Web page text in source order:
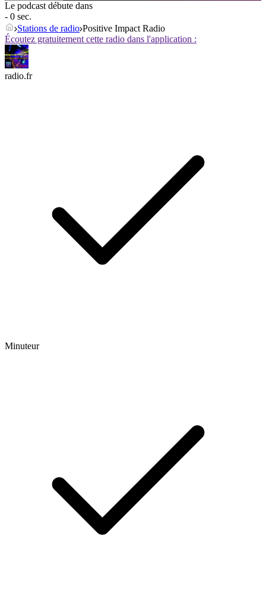
Le podcast débute dans
- 0 sec.
Stations de radio Positive Impact Radio
Écoutez gratuitement cette radio dans l'application :
radio.fr
Minuteur